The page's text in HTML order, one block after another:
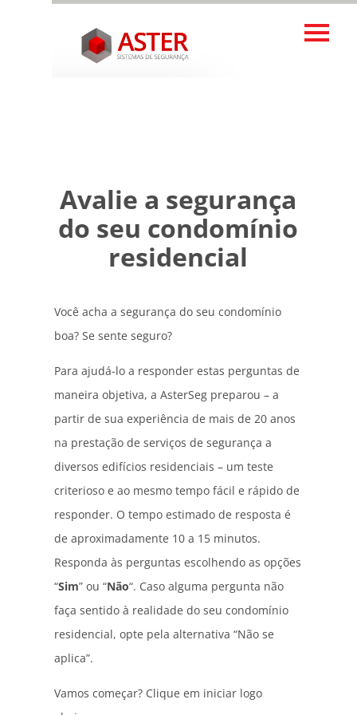
Avalie a segurança
do seu condomínio
residencial
Você acha a segurança do seu condomínio
boa? Se sente seguro?
Para ajudá-lo a responder estas perguntas de
maneira objetiva, a AsterSeg preparou – a
partir de sua experiência de mais de 20 anos
na prestação de serviços de segurança a
diversos edifícios residenciais – um teste
criterioso e ao mesmo tempo fácil e rápido de
responder. O tempo estimado de resposta é
de aproximadamente 10 a 15 minutos.
Responda às perguntas escolhendo as opções
“Sim” ou “Não“. Caso alguma pergunta não
faça sentido à realidade do seu condomínio
residencial, opte pela alternativa “Não se
aplica”.
Vamos começar? Clique em iniciar logo